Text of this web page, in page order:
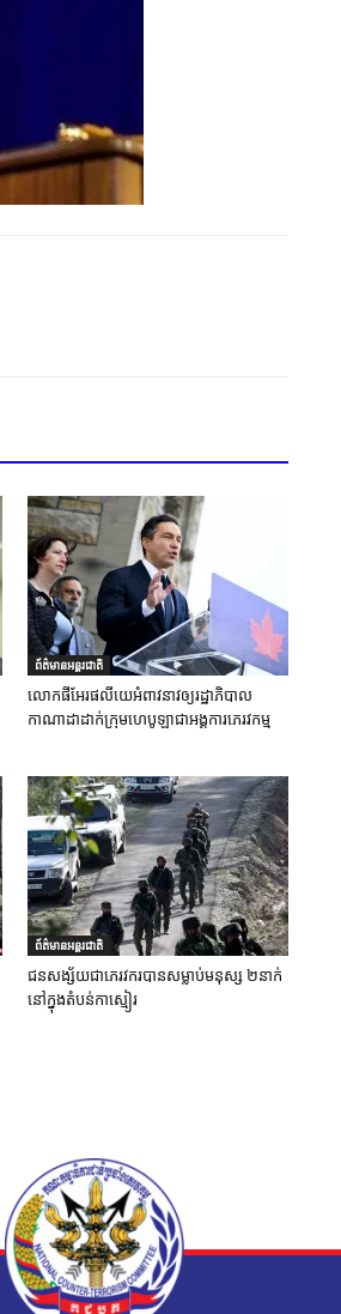
ព័ត៌មានអន្តរជាតិ
លោកផីអែរផលីយេអំពាវនាវឲ្យរដ្ឋាភិបាល
កាណាដាដាក់ក្រុមហេបូឡាជាអង្គការភេរវកម្ម
ព័ត៌មានអន្តរជាតិ
ជនសង្ស័យជាភេរវករបានសម្លាប់មនុស្ស ២នាក់
នៅក្នុងតំបន់កាស្មៀរ